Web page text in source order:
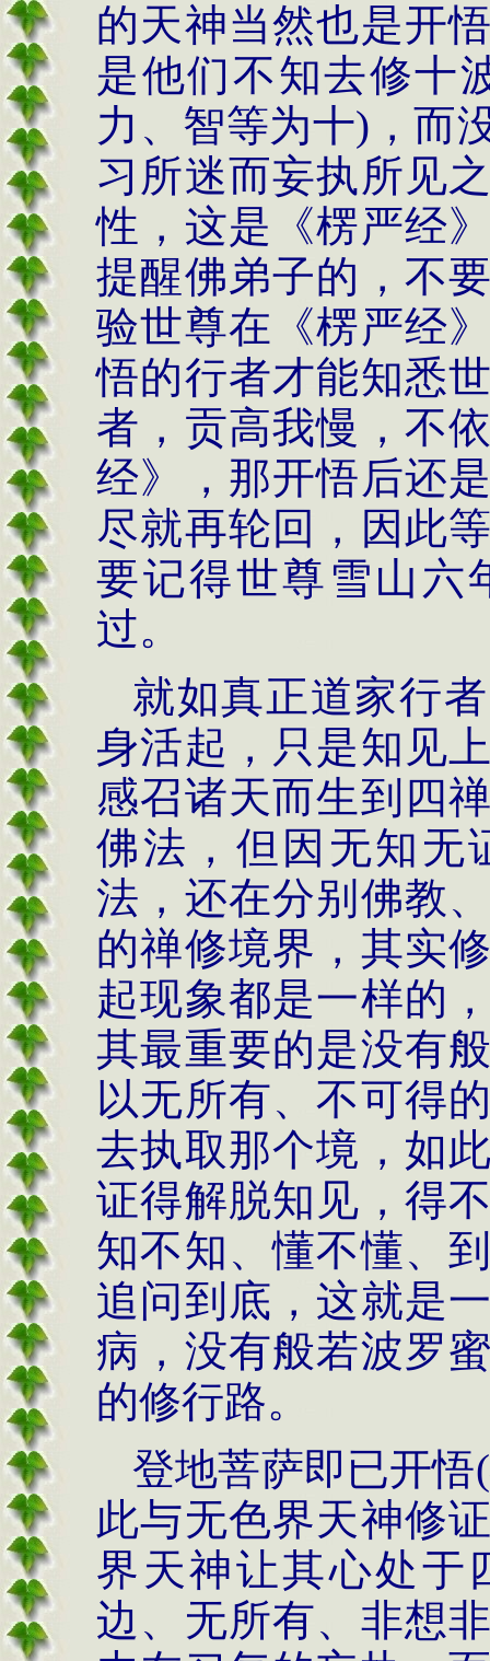
的天神当然也是开
是他们不知去修十
力、智等为十) ，而
习所迷而妄执所见
性，这是《楞严经
提醒佛弟子的，不
验世尊在《楞严经
悟的行者才能知悉
者，贡高我慢，不
经》，那开悟后还
尽就再轮回，因此
要记得世尊雪山六
过。
就如真正道家行
身活起，只是知见
感召诸天而生到四
佛法，但因无知无
法，还在分别佛教
的禅修境界，其实
起现象都是一样的
其最重要的是没有
以无所有、不可得
去执取那个境，如
证得解脱知见，得
知不知、懂不懂、
追问到底，这就是
病，没有般若波罗
的修行路。
登地菩萨即已开悟(
此与无色界天神修
界天神让其心处于
边、无所有、非想